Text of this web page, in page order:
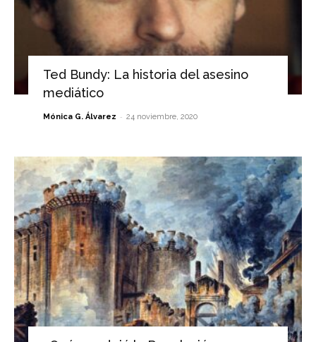
Ted Bundy: La historia del asesino
mediático
Mónica G. Álvarez - 24 noviembre, 2020